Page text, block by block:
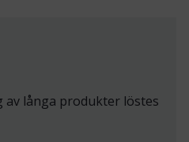
av långa produkter löstes